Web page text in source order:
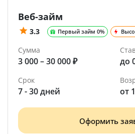
Веб-займ
3.3 Первый займ 0%
Сумма
3 000 – 30 000 ₽ до
Срок
7 - 30 дней от
Оформить